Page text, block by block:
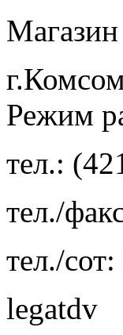
Режим
тел.:
тел./
тел./
legatdv